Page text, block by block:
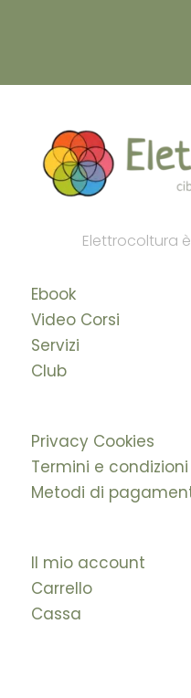
Elettrocoltura
Ebook
Video Corsi
Servizi
Club
Privacy Cookies
Termini e condizioni
Metodi di
Il mio account
Carrello
Cassa